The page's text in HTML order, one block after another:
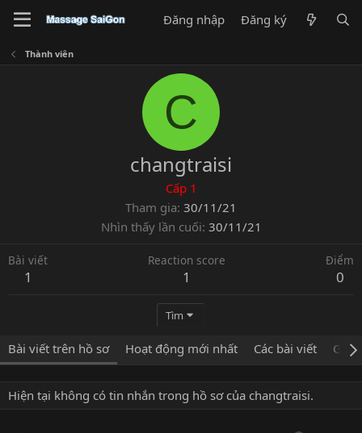
Đăng nhập Đăng ký
Thành viên
C
changtraisi
Cấp 1
Tham gia 30/11/21
Nhìn thấy lần cuối 30/11/21
Bài viết
1
Reaction score
1
Điểm
0
Tìm
Bài viết trên hồ sơ Hoạt động mới nhất Các bài viết Giới
Hiện tại không có tin nhắn trong hồ sơ của changtraisi.